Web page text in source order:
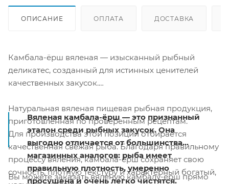
ОПИСАНИЕ ОПЛАТА ДОСТАВКА
Камбала-ёрш вяленая — изысканный рыбный
деликатес, созданный для истинных ценителей
качественных закусок.
Натуральная вяленая пищевая рыбная продукция,
приготовленная по проверенным рецептам.
Для производства этой позиции отбирается
качественная свежая рыба. Благодаря правильному
процессу вяления, камбала-ёрш сохраняет свою
сочность, плотную текстуру и характерный богатый,
Вяленая камбала-ёрш — это признанный
эталон среди рыбных закусок. Она
выгодно отличается от большинства
магазинных аналогов: рыба имеет
правильную плотность, умеренно
просушена и очень легко чистятся.
Вы можете заказать вяленую камбалу-ёрш прямо